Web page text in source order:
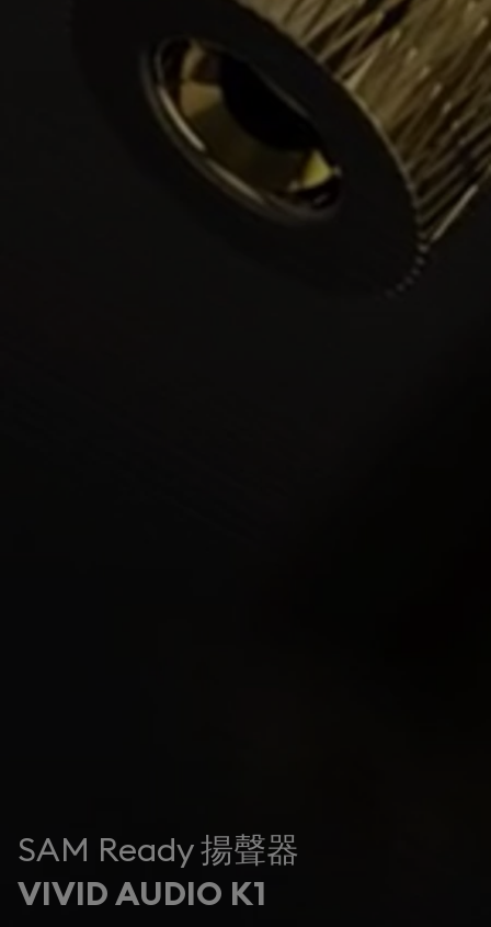
SAM Ready 揚聲器
VIVID AUDIO K1